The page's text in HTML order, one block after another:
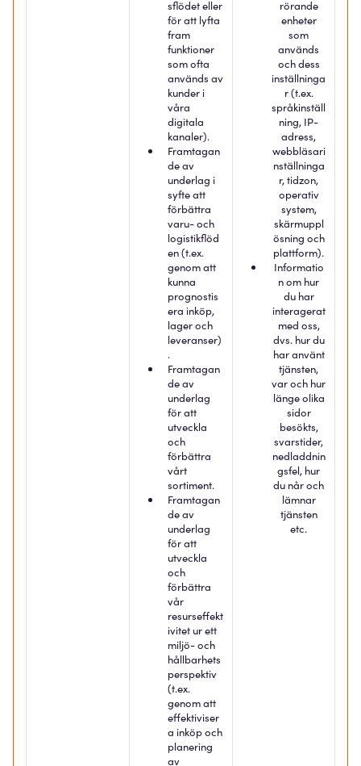
sflödet eller
för att lyfta
fram
funktioner
som ofta
används av
kunder i
våra
digitala
kanaler).
Framtagan
de av
underlag i
syfte att
förbättra
varu- och
logistikflöd
en (t.ex.
genom att
kunna
prognostis
era inköp,
lager och
leveranser)
.
Framtagan
de av
underlag
för att
utveckla
och
förbättra
vårt
sortiment.
Framtagan
de av
underlag
för att
utveckla
och
förbättra
vår
resurseffekt
ivitet ur ett
miljö- och
hållbarhets
perspektiv
(t.ex.
genom att
effektiviser
a inköp och
planering
av
rörande
enheter
som
används
och dess
inställninga
r (t.ex.
språkinställ
ning, IP-
adress,
webbläsari
nställninga
r, tidzon,
operativ
system,
skärmuppl
ösning och
plattform).
Informatio
n om hur
du har
interagerat
med oss,
dvs. hur du
har använt
tjänsten,
var och hur
länge olika
sidor
besökts,
svarstider,
nedladdnin
gsfel, hur
du når och
lämnar
tjänsten
etc.